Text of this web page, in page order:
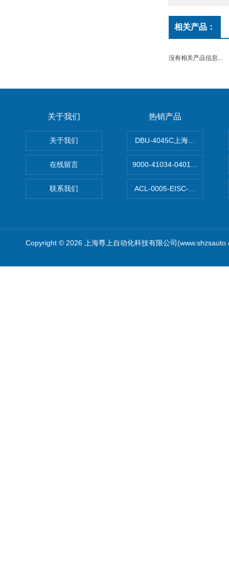
相关产品：
没有相关产品信息...
关于我们
关于我们
在线留言
联系我们
热销产品
DBU-4045C上海鹰峰制动单
9000-41034-0401000穆尔
ACL-0005-EISC-E2M8C上海
Copyright © 2026 上海尊上自动化科技有限公司